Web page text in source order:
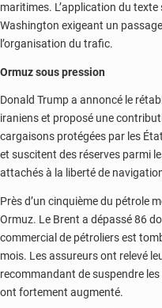
maritimes. L’application du texte
Washington exigeant un
l’organisation du trafic.
Ormuz sous pression
Donald Trump a annoncé le
iraniens et proposé une
cargaisons protégées par les
et suscitent des réserves parmi
attachés à la liberté de
Près d’un cinquième du pétrole
Ormuz. Le Brent a dépassé 86
commercial de pétroliers est
mois. Les assureurs ont relevé
recommandant de suspendre
ont fortement augmenté.